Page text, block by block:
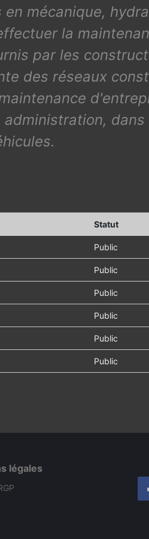
mécanique,
la
par les
des réseaux
dans
Statut
Public
Public
Public
Public
Public
Public
légales